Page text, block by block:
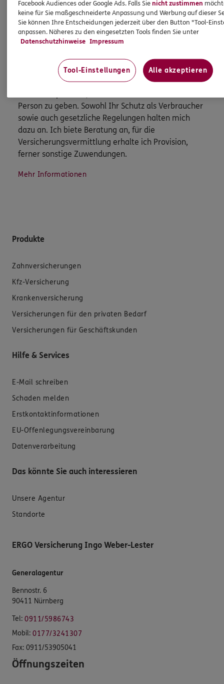
Wichtiges aus dem Vermittlerrecht
Person zu geben. Sowohl Ihr Schutz als Verbraucher
sowie auch gesetzliche Regelungen halten mich
dazu an. Ich biete Beratung an, für die
Versicherungsvermittlung erhalte ich Provision,
ferner sonstige Zuwendungen.
Mehr Informationen
Produkte
Zahnversicherungen
Kfz-Versicherung
Krankenversicherung
Versicherungen für den privaten Bedarf
Versicherungen für Geschäftskunden
Hilfe & Services
E-Mail schreiben
Schaden melden
Erstkontaktinformationen
EU-Offenlegungsvereinbarung
Datenverarbeitung
Das könnte Sie auch interessieren
Unsere Agentur
Standorte
ERGO Versicherung Ingo Weber-Lester
Generalagentur
Bennostr. 6
90411 Nürnberg
Tel: 0911/5986743
Mobil: 0177/3241307
Fax: 0911/53905041
Öffnungszeiten
Facebook Audiences oder Google Ads. Falls Sienicht zustimmen
keine für Sie maßgeschneiderte Anpassung und Werbung auf dieser
Sie können Ihre Entscheidungen jederzeit über den Button "Tool-
anpassen. Näheres zu den eingesetzten Tools finden Sie unter
Datenschutzhinweise Impressum
Tool-Einstellungen Alle akzeptieren